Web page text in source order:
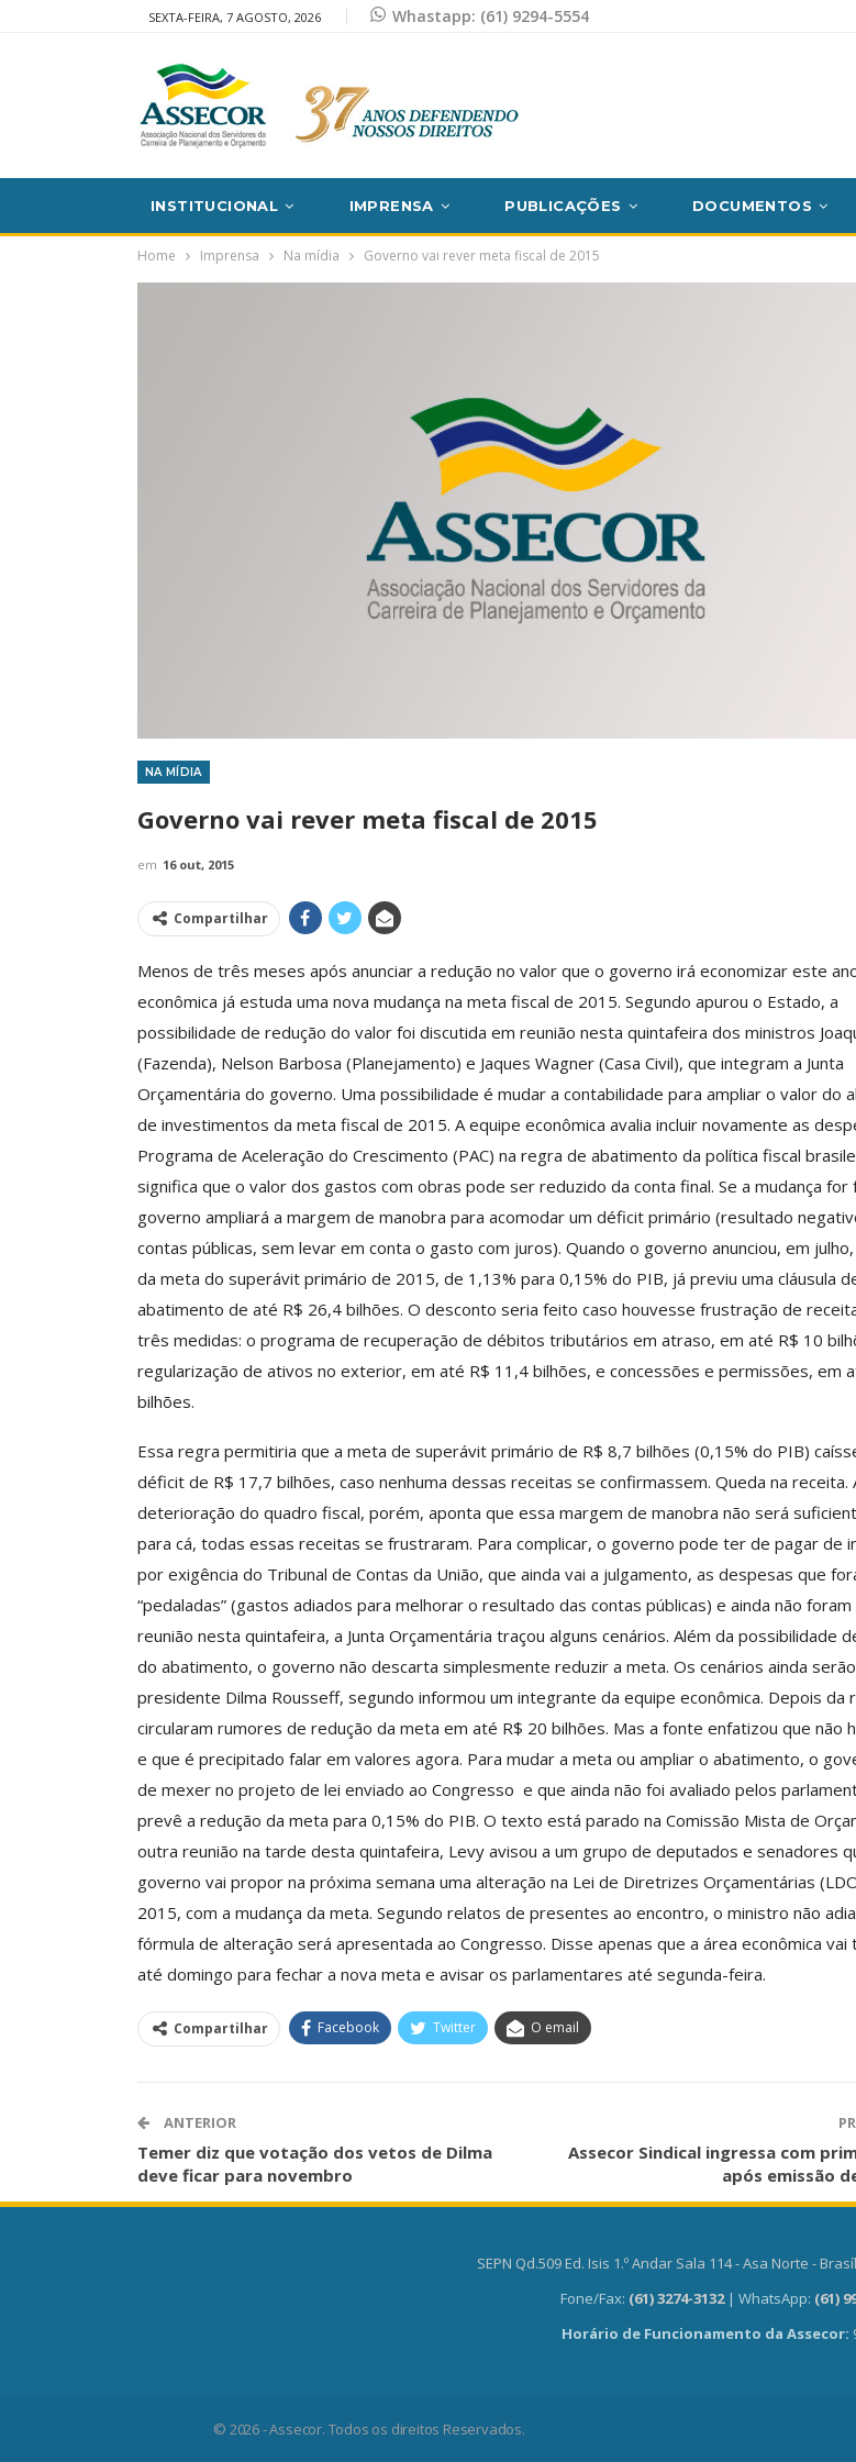
SEXTA-FEIRA, 7 AGOSTO, 2026 Whastapp: (61) 9294-5554
INSTITUCIONAL IMPRENSA PUBLICAÇÕES DOCUMENTOS
Home Imprensa Na mídia Governo vai rever meta fiscal de 2015
NA MÍDIA
Governo vai rever meta fiscal de 2015
em 16 out, 2015
Compartilhar
Menos de três meses após anunciar a redução no valor que o governo irá economizar este
econômica já estuda uma nova mudança na meta fiscal de 2015. Segundo apurou o Estado, a
possibilidade de redução do valor foi discutida em reunião nesta quinta­feira dos ministros
(Fazenda), Nelson Barbosa (Planejamento) e Jaques Wagner (Casa Civil), que integram a Junta
Orçamentária do governo. Uma possibilidade é mudar a contabilidade para ampliar o valor do
de investimentos da meta fiscal de 2015. A equipe econômica avalia incluir novamente as
Programa de Aceleração do Crescimento (PAC) na regra de abatimento da política fiscal
significa que o valor dos gastos com obras pode ser reduzido da conta final. Se a mudança for
governo ampliará a margem de manobra para acomodar um déficit primário (resultado
contas públicas, sem levar em conta o gasto com juros). Quando o governo anunciou, em
da meta do superávit primário de 2015, de 1,13% para 0,15% do PIB, já previu uma cláusula
abatimento de até R$ 26,4 bilhões. O desconto seria feito caso houvesse frustração de
três medidas: o programa de recuperação de débitos tributários em atraso, em até R$ 10
regularização de ativos no exterior, em até R$ 11,4 bilhões, e concessões e permissões, em
bilhões.
Essa regra permitiria que a meta de superávit primário de R$ 8,7 bilhões (0,15% do PIB)
déficit de R$ 17,7 bilhões, caso nenhuma dessas receitas se confirmassem. Queda na receita.
deterioração do quadro fiscal, porém, aponta que essa margem de manobra não será
para cá, todas essas receitas se frustraram. Para complicar, o governo pode ter de pagar de
por exigência do Tribunal de Contas da União, que ainda vai a julgamento, as despesas que
“pedaladas” (gastos adiados para melhorar o resultado das contas públicas) e ainda não foram
reunião nesta quinta­feira, a Junta Orçamentária traçou alguns cenários. Além da possibilidade
do abatimento, o governo não descarta simplesmente reduzir a meta. Os cenários ainda
presidente Dilma Rousseff, segundo informou um integrante da equipe econômica. Depois da
circularam rumores de redução da meta em até R$ 20 bilhões. Mas a fonte enfatizou que não
e que é precipitado falar em valores agora. Para mudar a meta ou ampliar o abatimento, o
de mexer no projeto de lei enviado ao Congresso ­ e que ainda não foi avaliado pelos
prevê a redução da meta para 0,15% do PIB. O texto está parado na Comissão Mista de
outra reunião na tarde desta quinta­feira, Levy avisou a um grupo de deputados e senadores
governo vai propor na próxima semana uma alteração na Lei de Diretrizes Orçamentárias
2015, com a mudança da meta. Segundo relatos de presentes ao encontro, o ministro não
fórmula de alteração será apresentada ao Congresso. Disse apenas que a área econômica vai
até domingo para fechar a nova meta e avisar os parlamentares até segunda-­feira.
Compartilhar Facebook Twitter O email
ANTERIOR
Temer diz que votação dos vetos de Dilma
deve ficar para novembro
Assecor Sindical ingressa com
após emissão
Clube De Benefícios ASSECOR
Reúne Dezenas De Escolas De
Idiomas Com Condições…
Comunicacao 29 jun, 2026
IMPRENSA
ASSECOR Acompanha Reunião
Da Mesa Nacional De
Negociação Permanente E
Reforça…
Comunicacao 26 jun, 2026
O Futuro Da Nossa Carreira Em
Debate
Comunicacao 23 jun, 2026
Presidente Da
Participa De
Unificação Das
Comunicacao 5
IMPRENSA
Categoria Unida Em
Valores Fundantes
Sindical
Comunicacao 29
Mais De Mil
Realizados No
Semestre
28
SEPN Qd.509 Ed. Isis 1.º Andar Sala 114 - Asa Norte -
Fone/Fax: (61) 3274-3132 | WhatsApp: (61)
Horário de Funcionamento da Assecor:
© 2026 - Assecor. Todos os direitos Reservados.